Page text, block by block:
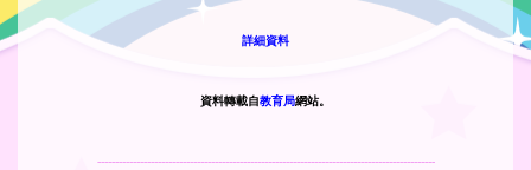
詳細資料
資料轉載自教育局網站。
-----------------------------------------------------------------------------------------------